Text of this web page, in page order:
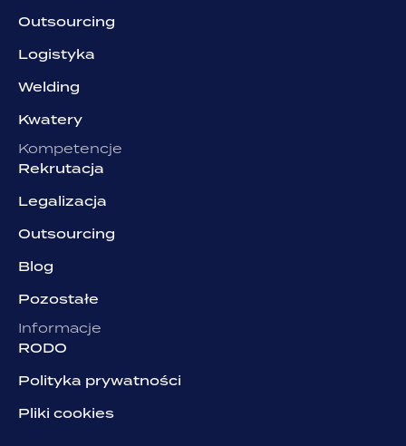
Outsourcing
Logistyka
Welding
Kwatery
Kompetencje
Rekrutacja
Legalizacja
Outsourcing
Blog
Pozostałe
Informacje
RODO
Polityka prywatności
Pliki cookies